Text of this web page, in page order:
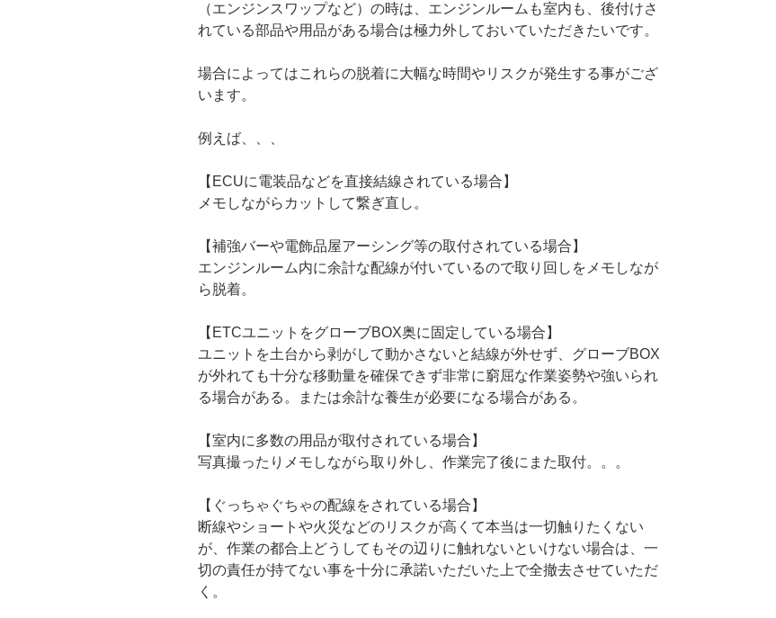
（エンジンスワップなど）の時は、エンジンルームも室内も、後付けさ
れている部品や用品がある場合は極力外しておいていただきたいです。
場合によってはこれらの脱着に大幅な時間やリスクが発生する事がござ
います。
例えば、、、
【ECUに電装品などを直接結線されている場合】
メモしながらカットして繋ぎ直し。
【補強バーや電飾品屋アーシング等の取付されている場合】
エンジンルーム内に余計な配線が付いているので取り回しをメモしなが
ら脱着。
【ETCユニットをグローブBOX奥に固定している場合】
ユニットを土台から剥がして動かさないと結線が外せず、グローブBOX
が外れても十分な移動量を確保できず非常に窮屈な作業姿勢や強いられ
る場合がある。または余計な養生が必要になる場合がある。
【室内に多数の用品が取付されている場合】
写真撮ったりメモしながら取り外し、作業完了後にまた取付。。。
【ぐっちゃぐちゃの配線をされている場合】
断線やショートや火災などのリスクが高くて本当は一切触りたくない
が、作業の都合上どうしてもその辺りに触れないといけない場合は、一
切の責任が持てない事を十分に承諾いただいた上で全撤去させていただ
く。